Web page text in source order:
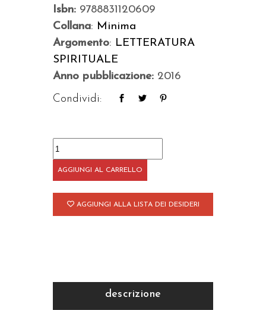
Isbn: 9788831120609
Collana: Minima
Argomento: LETTERATURA
SPIRITUALE
Anno pubblicazione: 2016
Condividi:
Virtù
delle
erbe
quantità
AGGIUNGI AL CARRELLO
AGGIUNGI ALLA LISTA DEI DESIDERI
descrizione